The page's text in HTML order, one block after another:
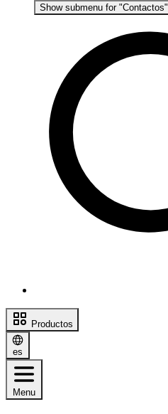
Show submenu for "Contactos"
Productos
es
Menu